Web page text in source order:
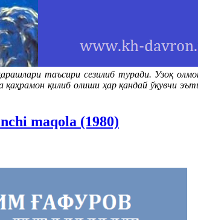
таъсири сезилиб туради. Узоқ
қилиб олиши ҳар қандай ўқувчи
maqola (1980)